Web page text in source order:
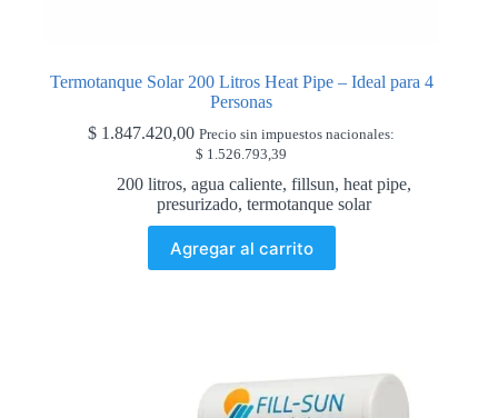
Termotanque Solar 200 Litros Heat Pipe – Ideal para 4
Personas
$ 1.847.420,00 Precio sin impuestos nacionales:
$ 1.526.793,39
200 litros, agua caliente, fillsun, heat pipe,
presurizado, termotanque solar
Agregar al carrito